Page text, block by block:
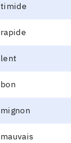
timide
rapide
lent
bon
mignon
mauvais